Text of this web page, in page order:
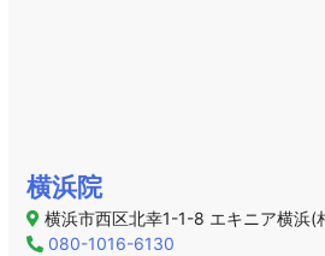
横浜院
横浜市西区北幸1-1-8 エキニア横浜(
080-1016-6130